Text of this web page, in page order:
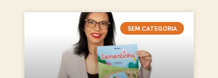
SEM CATEGORIA